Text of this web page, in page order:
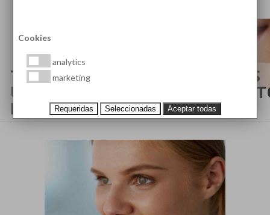
TIPOS DE BRACKETS ESTÉTICOS
UTILIZADOS EN EL
DE ORTODONCIA
Cookies
analytics
marketing
Requeridas Seleccionadas Aceptar todas